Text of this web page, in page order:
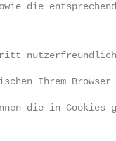
die
Ihrem
die in